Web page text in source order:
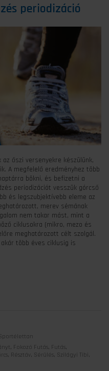
periodizáció
őszi versenyekre készülünk,
A megfelelő eredményhez több
bökni, és befizetni a
periodizációt vesszük górcső
és legszubjektívebb eleme az
merev sémának
nem takar mást, mint a
ciklusokra (mikro, mezo és
meghatározott célt szolgál.
több éves ciklusig is
, Fokozó Futás, Futás,
, Résztáv , Sérülés, Szilágyi Tibi,